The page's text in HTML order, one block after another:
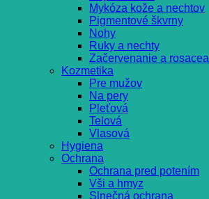
Mykóza kože a nechtov
Pigmentové škvrny
Nohy
Ruky a nechty
Začervenanie a rosacea
Kozmetika
Pre mužov
Na pery
Pleťová
Telová
Vlasová
Hygiena
Ochrana
Ochrana pred potením
Vši a hmyz
Slnečná ochrana